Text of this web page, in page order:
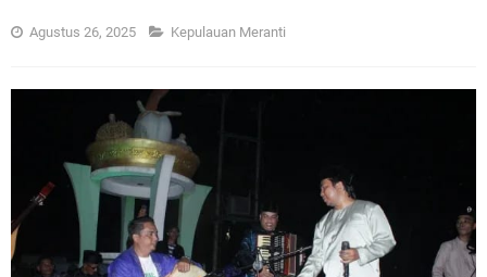
Agustus 26, 2025 Kepulauan Meranti